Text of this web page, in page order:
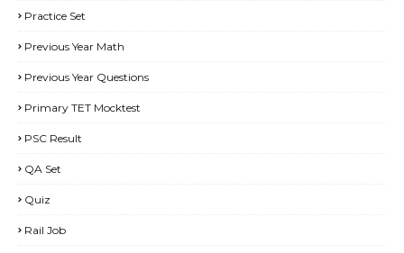
Practice Set
Previous Year Math
Previous Year Questions
Primary TET Mocktest
PSC Result
QA Set
Quiz
Rail Job